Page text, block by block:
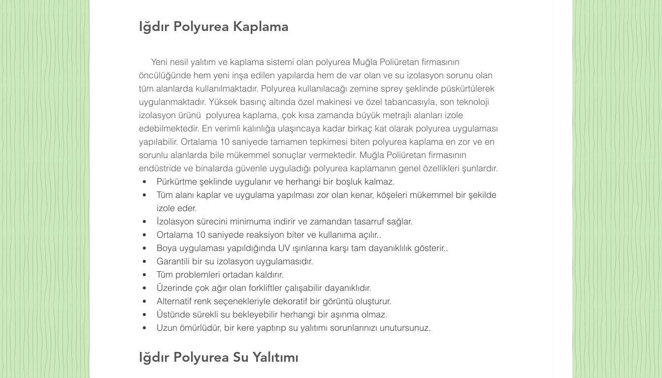
Iğdır Polyurea Kaplama
öncülüğünde hem yeni inşa edilen yapılarda hem de var olan ve su izolasyon sorunu olan
tüm alanlarda kullanılmaktadır. Polyurea kullanılacağı zemine sprey şeklinde püskürtülerek
uygulanmaktadır. Yüksek basınç altında özel makinesi ve özel tabancasıyla, son teknoloji
izolasyon ürünü  polyurea kaplama, çok kısa zamanda büyük metrajlı alanları izole
edebilmektedir. En verimli kalınlığa ulaşıncaya kadar birkaç kat olarak polyurea uygulaması
yapılabilir. Ortalama 10 saniyede tamamen tepkimesi biten polyurea kaplama en zor ve en
sorunlu alanlarda bile mükemmel sonuçlar vermektedir. Muğla Poliüretan firmasının
endüstride ve binalarda güvenle uyguladığı polyurea kaplamanın genel özellikleri şunlardır.
Pürkürtme şeklinde uygulanır ve herhangi bir boşluk kalmaz.
Tüm alanı kaplar ve uygulama yapılması zor olan kenar, köşeleri mükemmel bir şekilde
izole eder.
İzolasyon sürecini minimuma indirir ve zamandan tasarruf sağlar.
Ortalama 10 saniyede reaksiyon biter ve kullanıma açılır..
Boya uygulaması yapıldığında UV ışınlarına karşı tam dayanıklılık gösterir..
Garantili bir su izolasyon uygulamasıdır.
Tüm problemleri ortadan kaldırır.
Üzerinde çok ağır olan forkliftler çalışabilir dayanıklıdır.
Alternatif renk seçenekleriyle dekoratif bir görüntü oluşturur.
Üstünde sürekli su bekleyebilir herhangi bir aşınma olmaz.
Uzun ömürlüdür, bir kere yaptırıp su yalıtımı sorunlarınızı unutursunuz.
Iğdır Polyurea Su Yalıtımı